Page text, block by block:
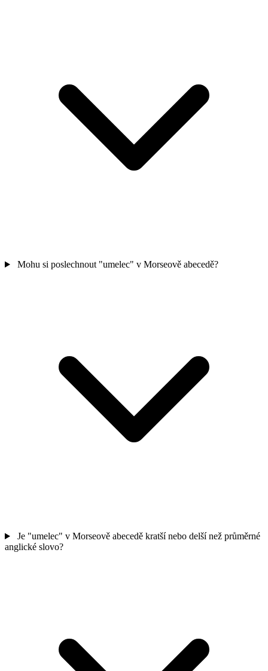
Mohu si poslechnout "umelec" v Morseově abecedě?
Je "umelec" v Morseově abecedě kratší nebo delší než průměrné
anglické slovo?